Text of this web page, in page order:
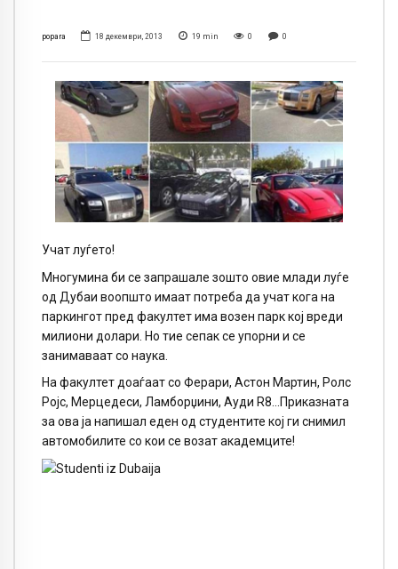
popara 18 декември, 2013 19 min 0 0
Учат луѓето!
Многумина би се запрашале зошто овие млади луѓе
од Дубаи воопшто имаат потреба да учат кога на
паркингот пред факултет има возен парк кој вреди
милиони долари. Но тие сепак се упорни и се
занимаваат со наука.
На факултет доаѓаат со Ферари, Астон Мартин, Ролс
Ројс, Мерцедеси, Ламборџини, Ауди R8…Приказната
за ова ја напишал еден од студентите кој ги снимил
автомобилите со кои се возат академците!